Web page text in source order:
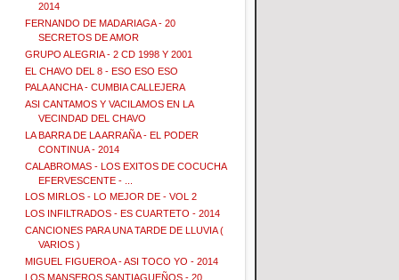
2014
FERNANDO DE MADARIAGA - 20
SECRETOS DE AMOR
GRUPO ALEGRIA - 2 CD 1998 Y 2001
EL CHAVO DEL 8 - ESO ESO ESO
PALA ANCHA - CUMBIA CALLEJERA
ASI CANTAMOS Y VACILAMOS EN LA
VECINDAD DEL CHAVO
LA BARRA DE LA ARRAÑA - EL PODER
CONTINUA - 2014
CALABROMAS - LOS EXITOS DE COCUCHA
EFERVESCENTE - ...
LOS MIRLOS - LO MEJOR DE - VOL 2
LOS INFILTRADOS - ES CUARTETO - 2014
CANCIONES PARA UNA TARDE DE LLUVIA (
VARIOS )
MIGUEL FIGUEROA - ASI TOCO YO - 2014
LOS MANSEROS SANTIAGUEÑOS - 20